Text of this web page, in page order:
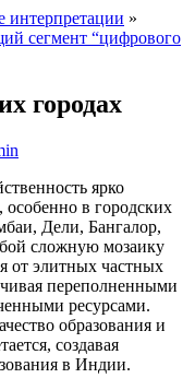
интерпретации »
сегмент “цифрового
городах
ярко
особенно в городских
Дели, Бангалор,
сложную мозаику
от элитных частных
переполненными
ресурсами.
образования и
создавая
в Индии.